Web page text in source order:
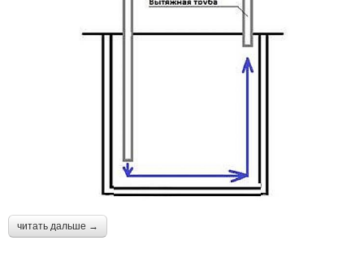
читать дальше →